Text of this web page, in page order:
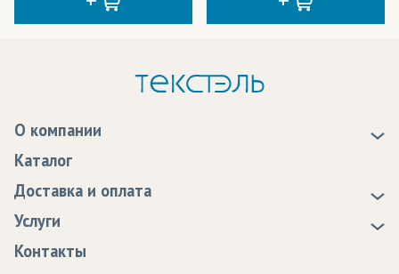
О компании
Статьи
Программа лояльности
Сертификаты качества
Каталог
Доставка и оплата
Доставка
Оплата
Услуги
Образцы
Контакты